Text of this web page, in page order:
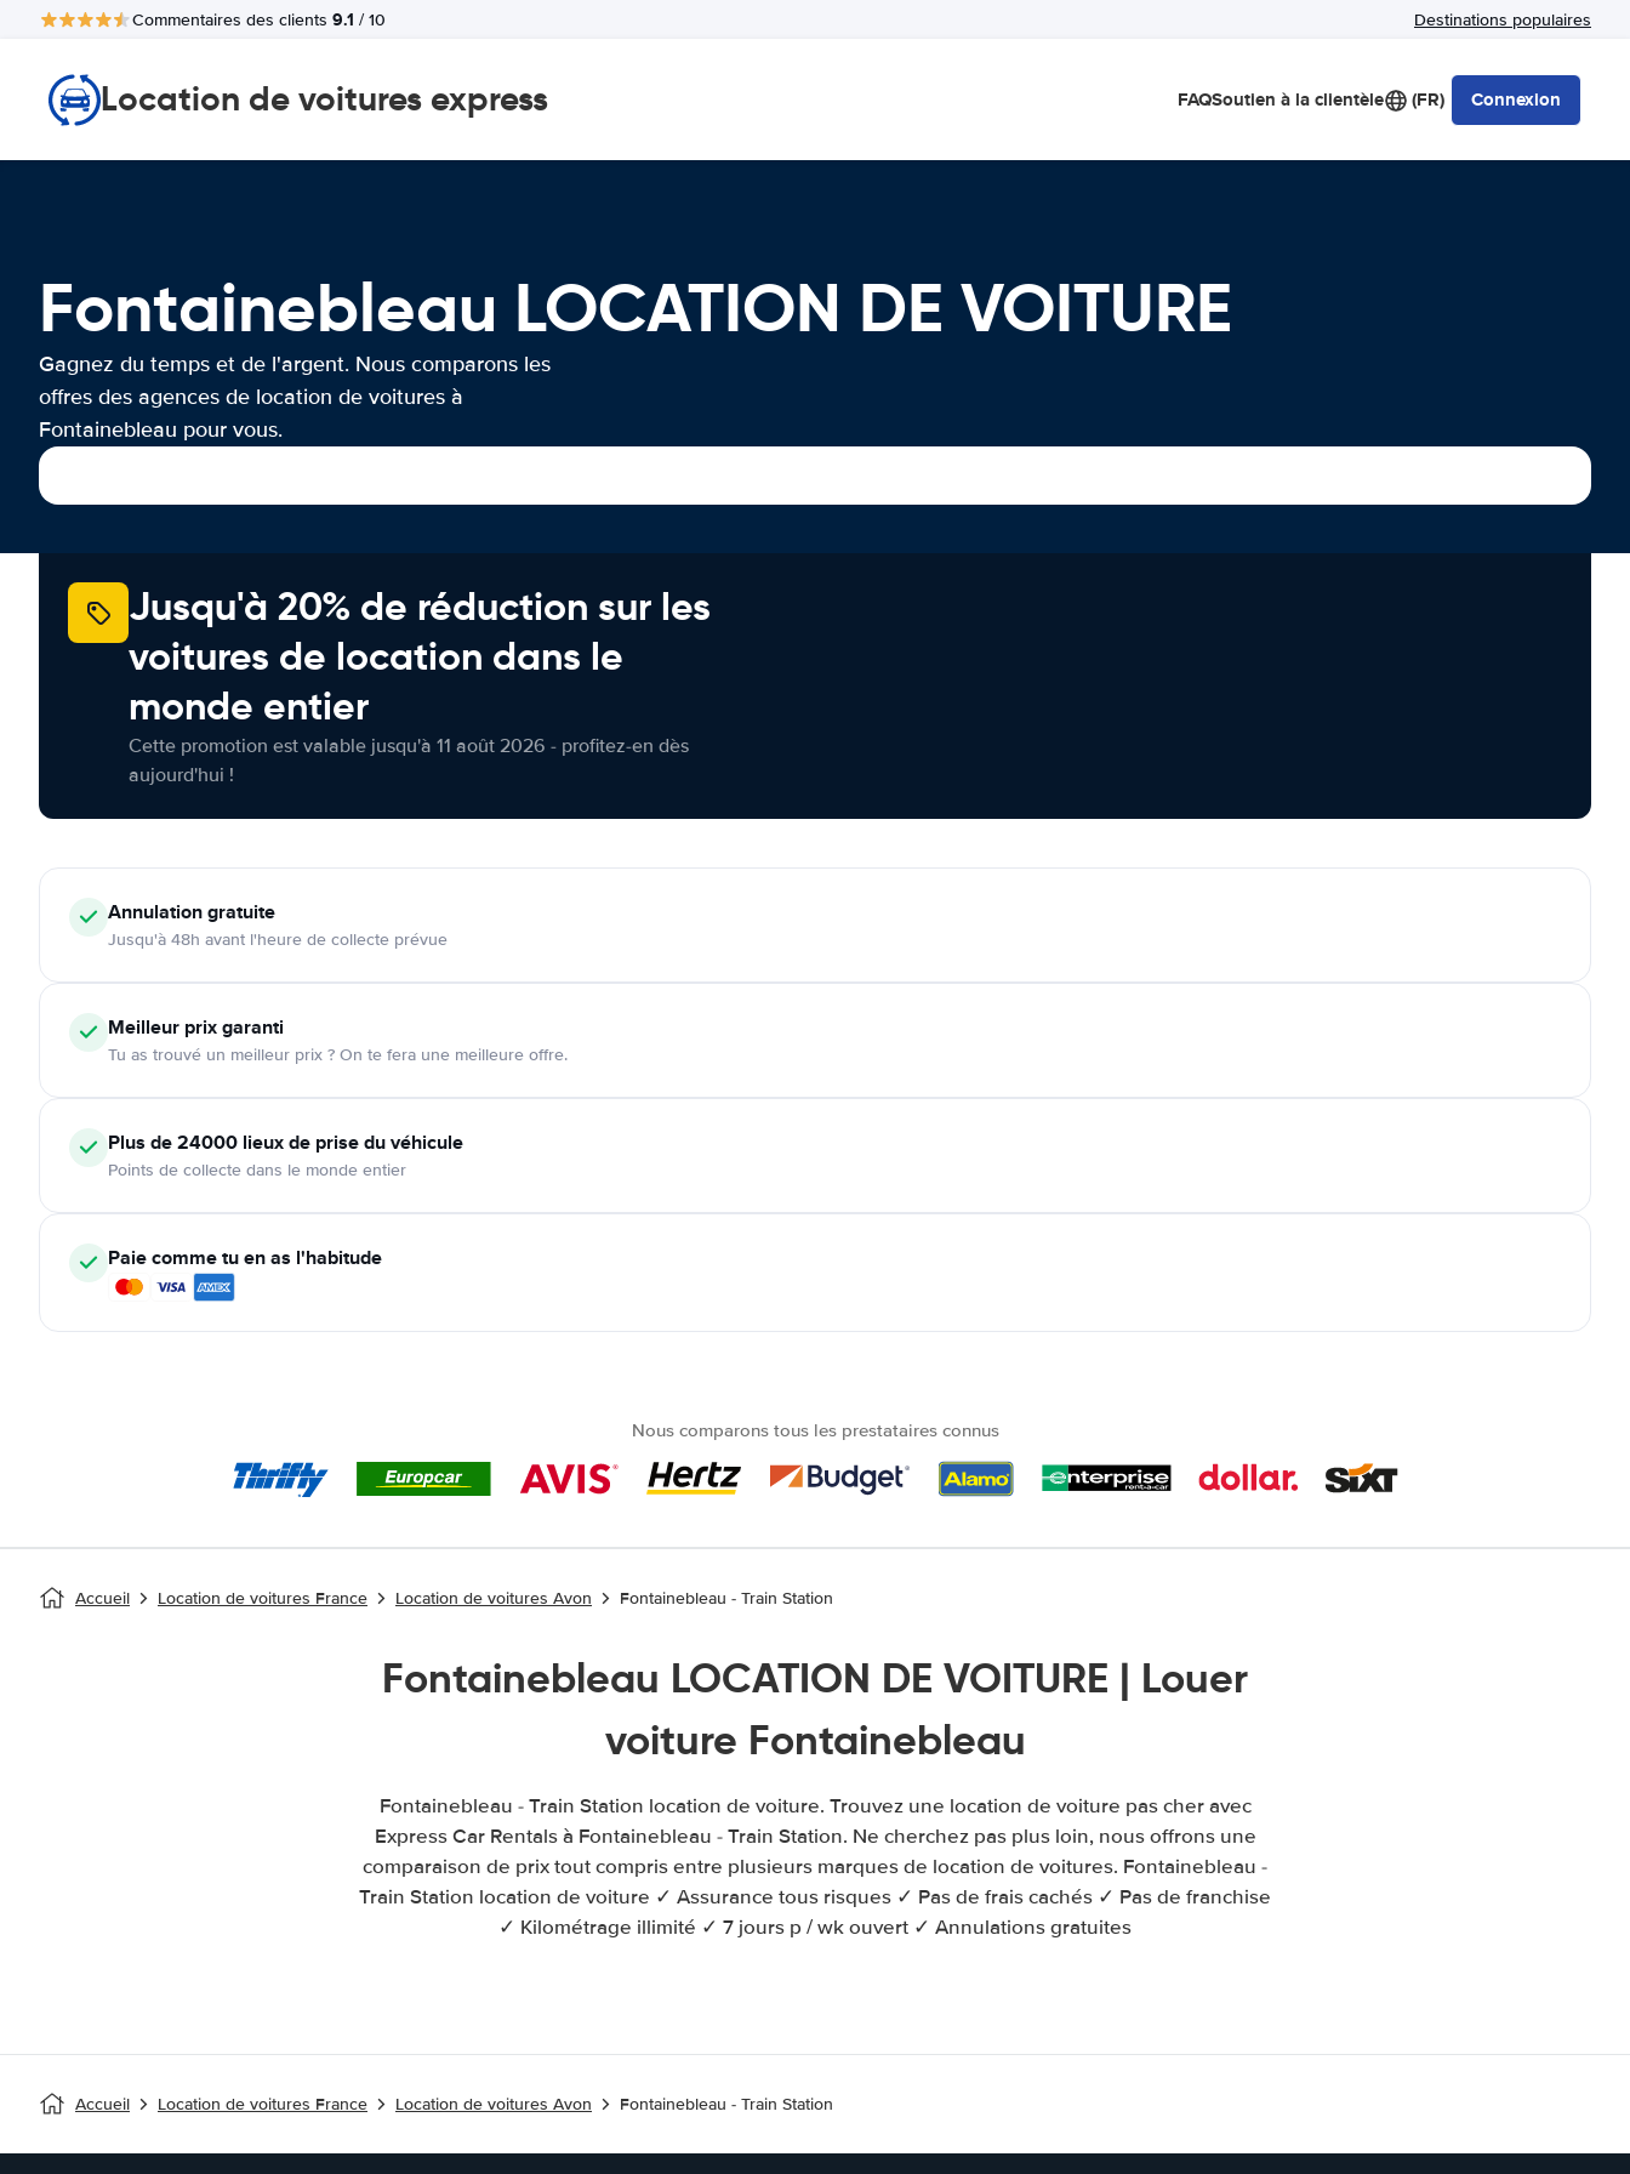
Commentaires des clients 9.1 / 10 Destinations populaires
Location de voitures express FAQSoutien à la clientèle (FR) Connexion
Fontainebleau LOCATION DE VOITURE
Gagnez du temps et de l'argent. Nous comparons les
offres des agences de location de voitures à
Fontainebleau pour vous.
Jusqu'à 20% de réduction sur les
voitures de location dans le
monde entier
Cette promotion est valable jusqu'à 11 août 2026 - profitez-en dès
aujourd'hui !
Annulationgratuite
Jusqu'à 48h avant l'heure de collecte prévue
Meilleur prix garanti
Tu as trouvé un meilleur prix ? On te fera une meilleure offre.
Plus de 24000 lieux de prise du véhicule
Points de collecte dans le monde entier
Paie comme tu en as l'habitude
Nous comparons tous les prestataires connus
Accueil Location de voitures France Location de voitures Avon Fontainebleau - Train Station
Fontainebleau LOCATION DE VOITURE | Louer
voiture Fontainebleau
Fontainebleau - Train Station location de voiture. Trouvez une location de voiture pas cher avec
Express Car Rentals à Fontainebleau - Train Station. Ne cherchez pas plus loin, nous offrons une
comparaison de prix tout compris entre plusieurs marques de location de voitures. Fontainebleau -
Train Station location de voiture ✓ Assurance tous risques ✓ Pas de frais cachés ✓ Pas de franchise
✓ Kilométrage illimité ✓ 7 jours p / wk ouvert ✓ Annulations gratuites
Accueil Location de voitures France Location de voitures Avon Fontainebleau - Train Station